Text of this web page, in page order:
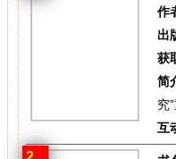
作
出
获
简
究
互